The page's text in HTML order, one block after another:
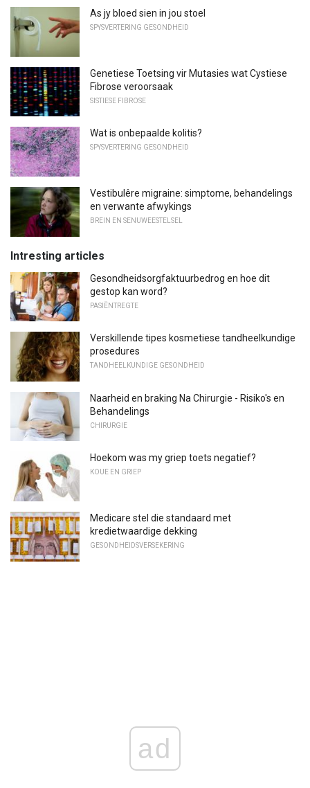
As jy bloed sien in jou stoel
SPYSVERTERING GESONDHEID
Genetiese Toetsing vir Mutasies wat Cystiese
Fibrose veroorsaak
SISTIESE FIBROSE
Wat is onbepaalde kolitis?
SPYSVERTERING GESONDHEID
Vestibulêre migraine: simptome, behandelings
en verwante afwykings
BREIN EN SENUWEESTELSEL
Intresting articles
Gesondheidsorgfaktuurbedrog en hoe dit
gestop kan word?
PASIËNTREGTE
Verskillende tipes kosmetiese tandheelkundige
prosedures
TANDHEELKUNDIGE GESONDHEID
Naarheid en braking Na Chirurgie - Risiko's en
Behandelings
CHIRURGIE
Hoekom was my griep toets negatief?
KOUE EN GRIEP
Medicare stel die standaard met
kredietwaardige dekking
GESONDHEIDSVERSEKERING
ad